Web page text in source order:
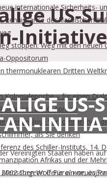
internationale Sicherheits-
Renaissance der klassischen
stoppen: Weg mit den neuen
Oppositorum
thermonuklearen Dritten
Kolonialepoche – für einen
am 6. April an
grenzenlose Verkommenheit
als Sie denken
des Schiller-Instituts, 14.
Afrikas und der
Wolf Für ein neues
US-
Initiative
US-
Vereinigten Staaten haben
Surgeon General war,